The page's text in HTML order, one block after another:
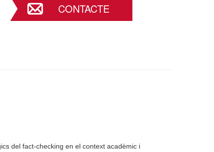
CONTACTE
del fact-checking en el context acadèmic i